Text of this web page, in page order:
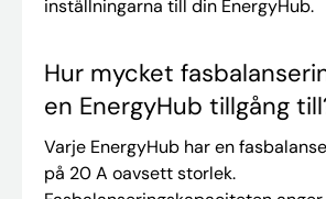
inställningarna till din EnergyHub.
Hur mycket
en EnergyHub tillgång
Varje EnergyHub har en
på 20 A oavsett storlek.